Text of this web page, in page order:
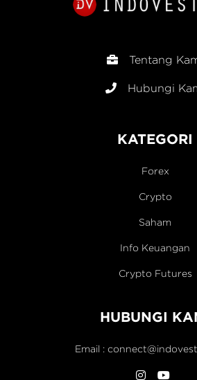
Tentang
Hubungi
KATEGORI
Forex
Crypto
Saham
Info Keuangan
Crypto Futures
HUBUNGI
Email :